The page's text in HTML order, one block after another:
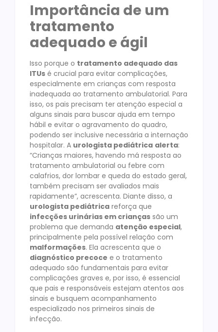
Importância de um
tratamento
adequado e ágil
Isso porque o tratamento adequado das
ITUs é crucial para evitar complicações,
especialmente em crianças com resposta
inadequada ao tratamento ambulatorial. Para
isso, os pais precisam ter atenção especial a
alguns sinais para buscar ajuda em tempo
hábil e evitar o agravamento do quadro,
podendo ser inclusive necessária a internação
hospitalar. A urologista pediátrica alerta:
“Crianças maiores, havendo má resposta ao
tratamento ambulatorial ou febre com
calafrios, dor lombar e queda do estado geral,
também precisam ser avaliados mais
rapidamente”, acrescenta. Diante disso, a
urologista pediátrica reforça que
infecções urinárias em crianças são um
problema que demanda atenção especial,
principalmente pela possível relação com
malformações. Ela acrescenta que o
diagnóstico precoce e o tratamento
adequado são fundamentais para evitar
complicações graves e, por isso, é essencial
que pais e responsáveis estejam atentos aos
sinais e busquem acompanhamento
especializado nos primeiros sinais de
infecção.